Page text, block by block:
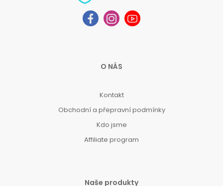
O NÁS
Kontakt
Obchodní a přepravní podmínky
Kdo jsme
Affiliate program
Naše produkty